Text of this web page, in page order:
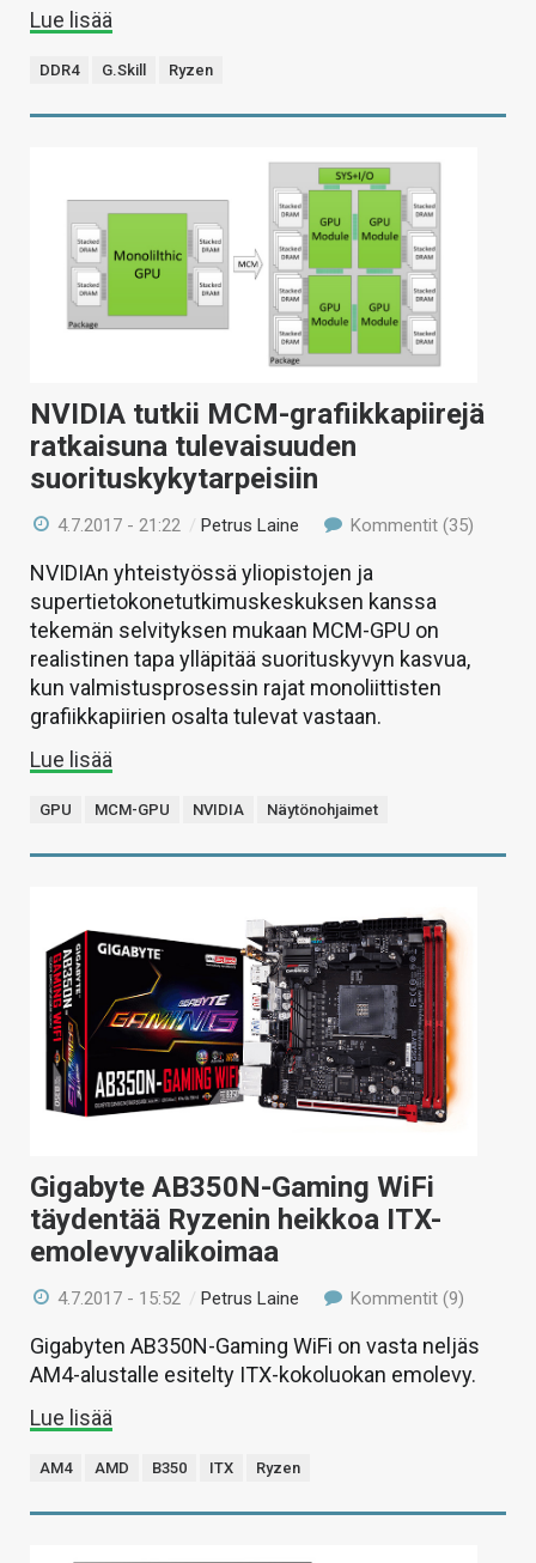
Lue lisää
DDR4 G.Skill Ryzen
NVIDIA tutkii MCM-grafiikkapiirejä
ratkaisuna tulevaisuuden
suorituskykytarpeisiin
4.7.2017 - 21:22 /Petrus Laine Kommentit (35)
NVIDIAn yhteistyössä yliopistojen ja
supertietokonetutkimuskeskuksen kanssa
tekemän selvityksen mukaan MCM-GPU on
realistinen tapa ylläpitää suorituskyvyn kasvua,
kun valmistusprosessin rajat monoliittisten
grafiikkapiirien osalta tulevat vastaan.
Lue lisää
GPU MCM-GPU NVIDIA Näytönohjaimet
Gigabyte AB350N-Gaming WiFi
täydentää Ryzenin heikkoa ITX-
emolevyvalikoimaa
4.7.2017 - 15:52 /Petrus Laine Kommentit (9)
Gigabyten AB350N-Gaming WiFi on vasta neljäs
AM4-alustalle esitelty ITX-kokoluokan emolevy.
Lue lisää
AM4 AMD B350 ITX Ryzen